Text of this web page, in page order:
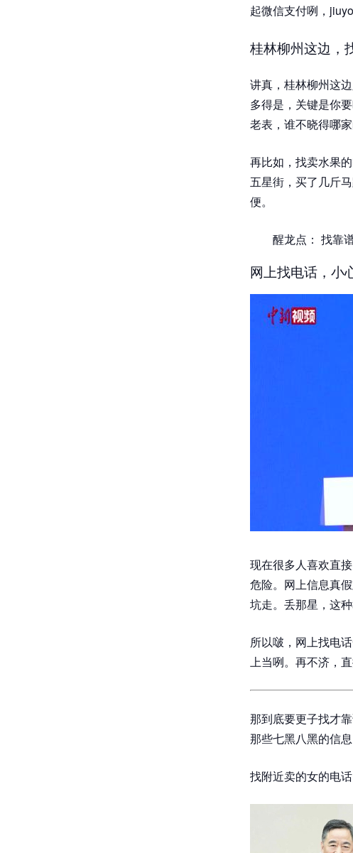
起微信支付咧，
桂林柳州这边，
讲真，桂林柳州这
多得是，关键是你
老表，谁不晓得哪
再比如，找卖水果
五星街，买了几斤
便。
醒龙点： 找靠
网上找电话，小
现在很多人喜欢直
危险。网上信息真
坑走。丢那星，这种
所以啵，网上找电
上当咧。再不济，
那到底要更子找才
那些七黑八黑的信息
找附近卖的女的电